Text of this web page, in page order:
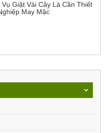
Giặt Vải Cây Là Cần Thiết
May Mặc